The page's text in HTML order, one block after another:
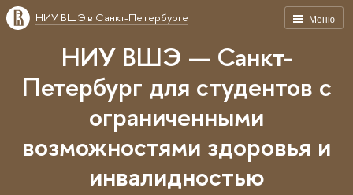
Меню
НИУ ВШЭ в Санкт-Петербурге
НИУ ВШЭ — Санкт-
Петербург для студентов с
ограниченными
возможностями здоровья и
инвалидностью